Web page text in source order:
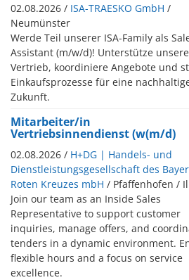
02.08.2026 / ISA-TRAESKO GmbH /
Neumünster
Werde Teil unserer ISA-Family als
Assistant (m/w/d)! Unterstütze
Vertrieb, koordiniere Angebote und
Einkaufsprozesse für eine
Zukunft.
Mitarbeiter/in
Vertriebsinnendienst (w(m/d)
02.08.2026 / H+DG | Handels- und
Dienstleistungsgesellschaft des
Roten Kreuzes mbH / Pfaffenhofen /
Join our team as an Inside Sales
Representative to support customer
inquiries, manage offers, and
tenders in a dynamic environment.
flexible hours and a focus on service
excellence.